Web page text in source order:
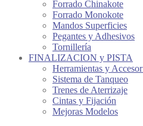
Forrado Chinakote
Forrado Monokote
Mandos Superficies
Pegantes y Adhesivos
Tornillería
FINALIZACION y PISTA
Herramientas y
Sistema de Tanqueo
Trenes de Aterrizaje
Cintas y Fijación
Mejoras Modelos